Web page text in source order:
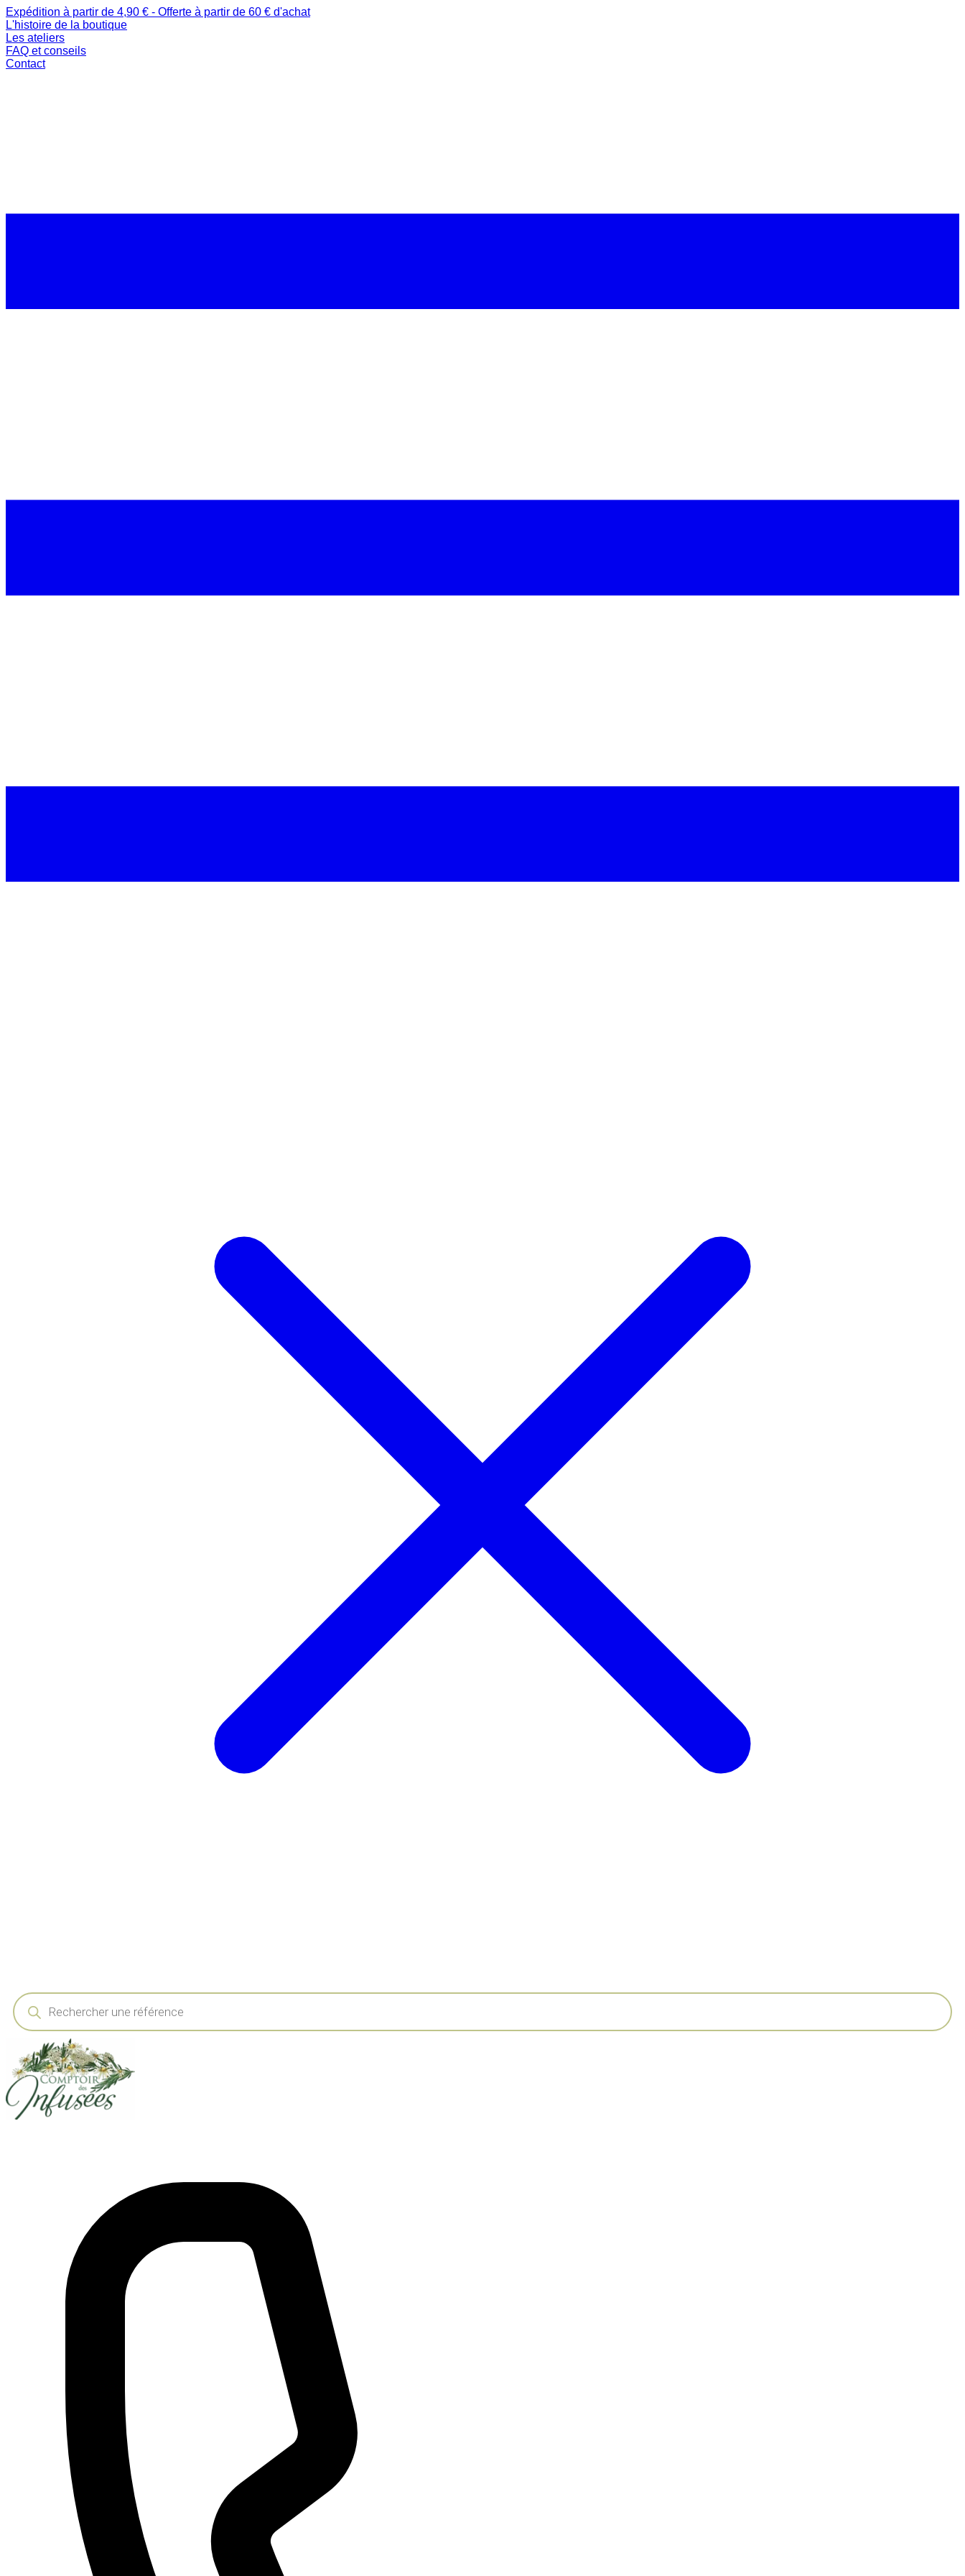
Expédition à partir de 4,90 € - Offerte à partir de 60 € d'achat
L'histoire de la boutique
Les ateliers
FAQ et conseils
Contact
Recherche
de
produits